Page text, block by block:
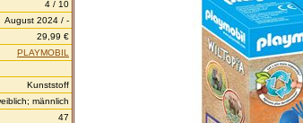
4 / 10
August 2024 / -
29,99 €
PLAYMOBIL
Kunststoff
männlich
47